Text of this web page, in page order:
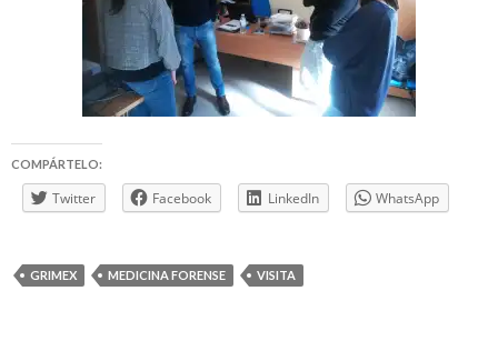
COMPÁRTELO:
Twitter Facebook LinkedIn WhatsApp
GRIMEX MEDICINA FORENSE VISITA